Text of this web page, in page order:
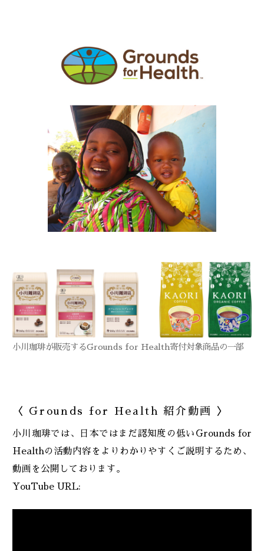
小川珈琲が販売するGrounds for Health寄付対象商品の一部
〈 Grounds for Health 紹介動画 〉
小川珈琲では、日本ではまだ認知度の低いGrounds for
Healthの活動内容をよりわかりやすくご説明するため、
動画を公開しております。
YouTube URL: